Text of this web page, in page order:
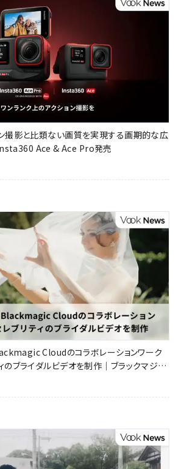
撮影と比類ない画質を実現する画期的な広
Ace & Ace Pro発売
Cloudのコラボレーションワーク
のブライダルビデオを制作｜ブラックマジッ